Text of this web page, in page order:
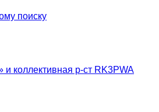
поиску
коллективная р-ст RK3PWA